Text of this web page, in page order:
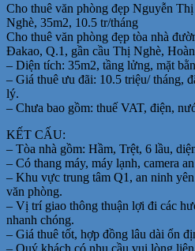
Cho thuê văn phòng đẹp Nguyễn
Nghè, 35m2, 10.5 tr/tháng
Cho thuê văn phòng đẹp tòa nhà
Đakao, Q.1, gần cầu Thị Nghè,
– Diện tích: 35m2, tầng lửng, mặt
– Giá thuê ưu đãi: 10.5 triệu/ tháng,
lý.
– Chưa bao gồm: thuế VAT, điện,
KẾT CẤU:
– Tòa nhà gồm: Hầm, Trệt, 6 lầu,
– Có thang máy, máy lạnh, camera
– Khu vực trung tâm Q1, an ninh
văn phòng.
– Vị trí giao thông thuận lợi đi các
nhanh chóng.
– Giá thuê tốt, hợp đồng lâu dài ổn
– Quý khách có nhu cầu vui lòng